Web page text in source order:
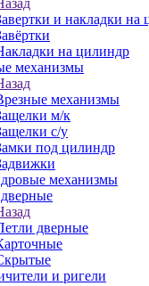
и накладки на
на цилиндр
механизмы
механизмы
м/к
с/у
под цилиндр
механизмы
дверные
и ригели